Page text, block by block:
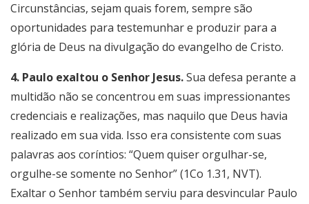
Circunstâncias, sejam quais forem, sempre são
oportunidades para testemunhar e produzir para a
glória de Deus na divulgação do evangelho de Cristo.
4. Paulo exaltou o Senhor Jesus.Sua defesa perante a
multidão não se concentrou em suas impressionantes
credenciais e realizações, mas naquilo que Deus havia
realizado em sua vida. Isso era consistente com suas
palavras aos coríntios: “Quem quiser orgulhar-se,
orgulhe-se somente no Senhor” (1Co 1.31, NVT).
Exaltar o Senhor também serviu para desvincular Paulo